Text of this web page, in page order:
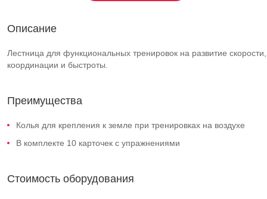
Описание
Лестница для функциональных тренировок на развитие скорости,
координации и быстроты.
Преимущества
Колья для крепления к земле при тренировках на воздухе
В комплекте 10 карточек с упражнениями
Стоимость оборудования